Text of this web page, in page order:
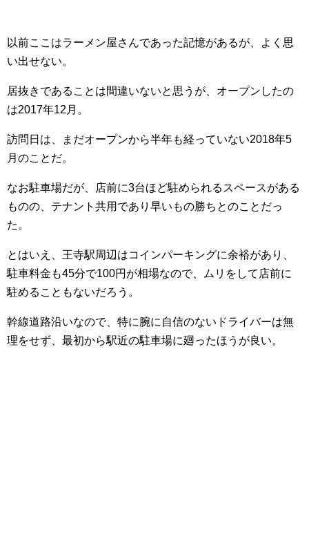
以前ここはラーメン屋さんであった記憶があるが、よく思
い出せない。
居抜きであることは間違いないと思うが、オープンしたの
は2017年12月。
訪問日は、まだオープンから半年も経っていない2018年5
月のことだ。
なお駐車場だが、店前に3台ほど駐められるスペースがある
ものの、テナント共用であり早いもの勝ちとのことだっ
た。
とはいえ、王寺駅周辺はコインパーキングに余裕があり、
駐車料金も45分で100円が相場なので、ムリをして店前に
駐めることもないだろう。
幹線道路沿いなので、特に腕に自信のないドライバーは無
理をせず、最初から駅近の駐車場に廻ったほうが良い。